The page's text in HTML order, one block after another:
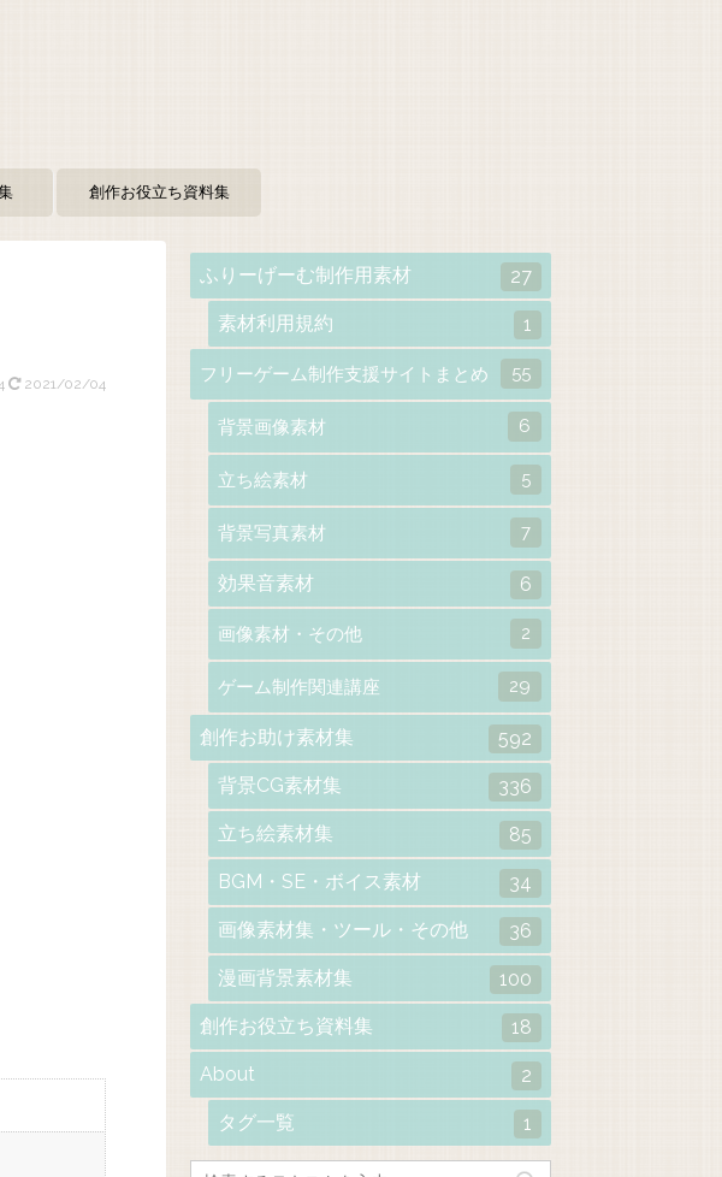
創作お役立ち資料集
2021/02/04
ふりーげーむ制作用素材 27
素材利用規約 1
フリーゲーム制作支援サイトまとめ 55
背景画像素材 6
立ち絵素材 5
背景写真素材 7
効果音素材 6
画像素材・その他 2
ゲーム制作関連講座 29
創作お助け素材集 592
背景CG素材集 336
立ち絵素材集 85
BGM・SE・ボイス素材 34
画像素材集・ツール・その他 36
漫画背景素材集 100
創作お役立ち資料集 18
About 2
タグ一覧 1